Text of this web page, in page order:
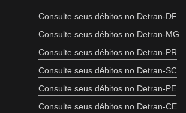
Consulte seus débitos no Detran-DF
Consulte seus débitos no Detran-MG
Consulte seus débitos no Detran-PR
Consulte seus débitos no Detran-SC
Consulte seus débitos no Detran-PE
Consulte seus débitos no Detran-CE